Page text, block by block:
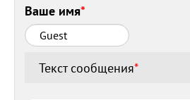
Ваше имя*
Текст сообщения*